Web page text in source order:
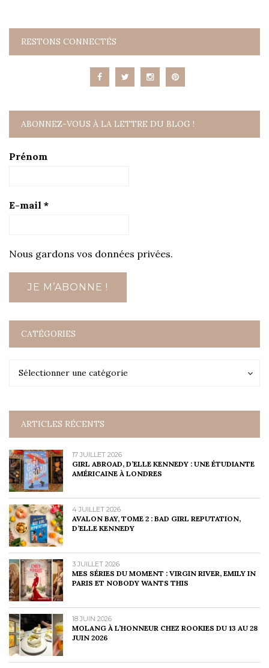
RESTONS CONNECTÉS
ABONNEZ-VOUS À LA LETTRE DU BLOG !
Prénom
E-mail *
Nous gardons vos données privées.
CATÉGORIES
Sélectionner une catégorie
Catégories
ARTICLES RÉCENTS
17 JUILLET 2026
GIRL ABROAD, D’ELLE KENNEDY : UNE ÉTUDIANTE
AMÉRICAINE À LONDRES
4 JUILLET 2026
AVALON BAY, TOME 2 : BAD GIRL REPUTATION,
D’ELLE KENNEDY
3 JUILLET 2026
MES SÉRIES DU MOMENT : VIRGIN RIVER, EMILY IN
PARIS ET NOBODY WANTS THIS
18 JUIN 2026
MOLANG À L’HONNEUR CHEZ ROOKIES DU 13 AU 28
JUIN 2026